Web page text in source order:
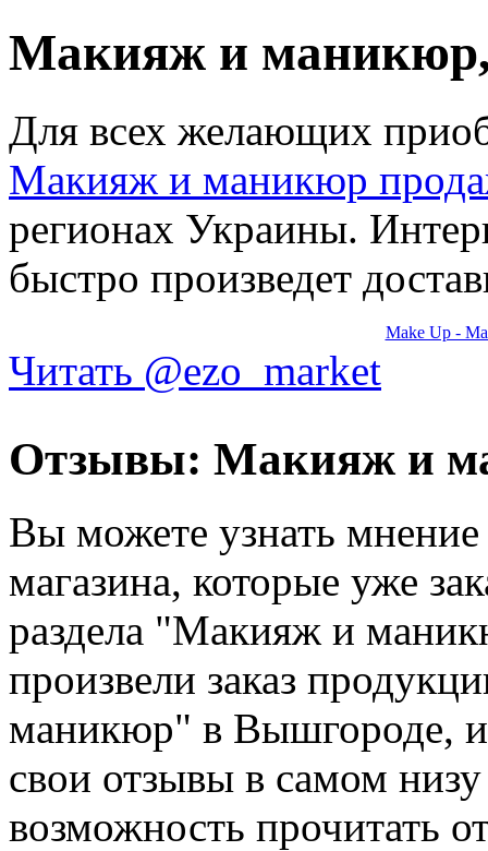
Макияж и
Для всех желающих
Макияж и маникюр
регионах Украины.
быстро произведет
Make Up -
Читать @ezo_market
Отзывы: Макияж и
Вы можете узнать мнение
магазина, которые уже
раздела "Макияж и
произвели заказ
маникюр" в Вышгороде,
свои отзывы в самом
возможность прочитать